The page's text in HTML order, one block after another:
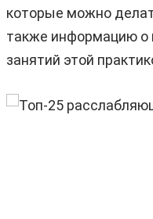
которые можно
также информацию о
занятий этой